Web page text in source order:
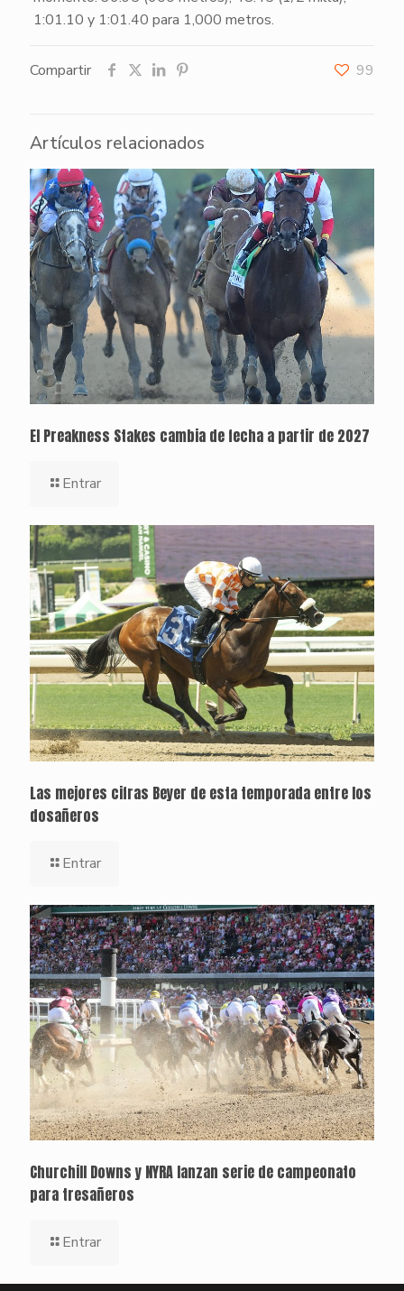
1:01.10 y 1:01.40 para 1,000 metros.
Compartir 99
Artículos relacionados
El Preakness Stakes cambia de fecha a partir de 2027
Entrar
Las mejores cifras Beyer de esta temporada entre los
dosañeros
Entrar
Churchill Downs y NYRA lanzan serie de campeonato
para tresañeros
Entrar